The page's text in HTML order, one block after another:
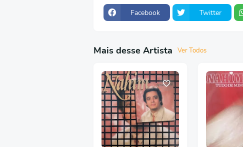
Facebook Twitter
Mais desse Artista Ver Todos